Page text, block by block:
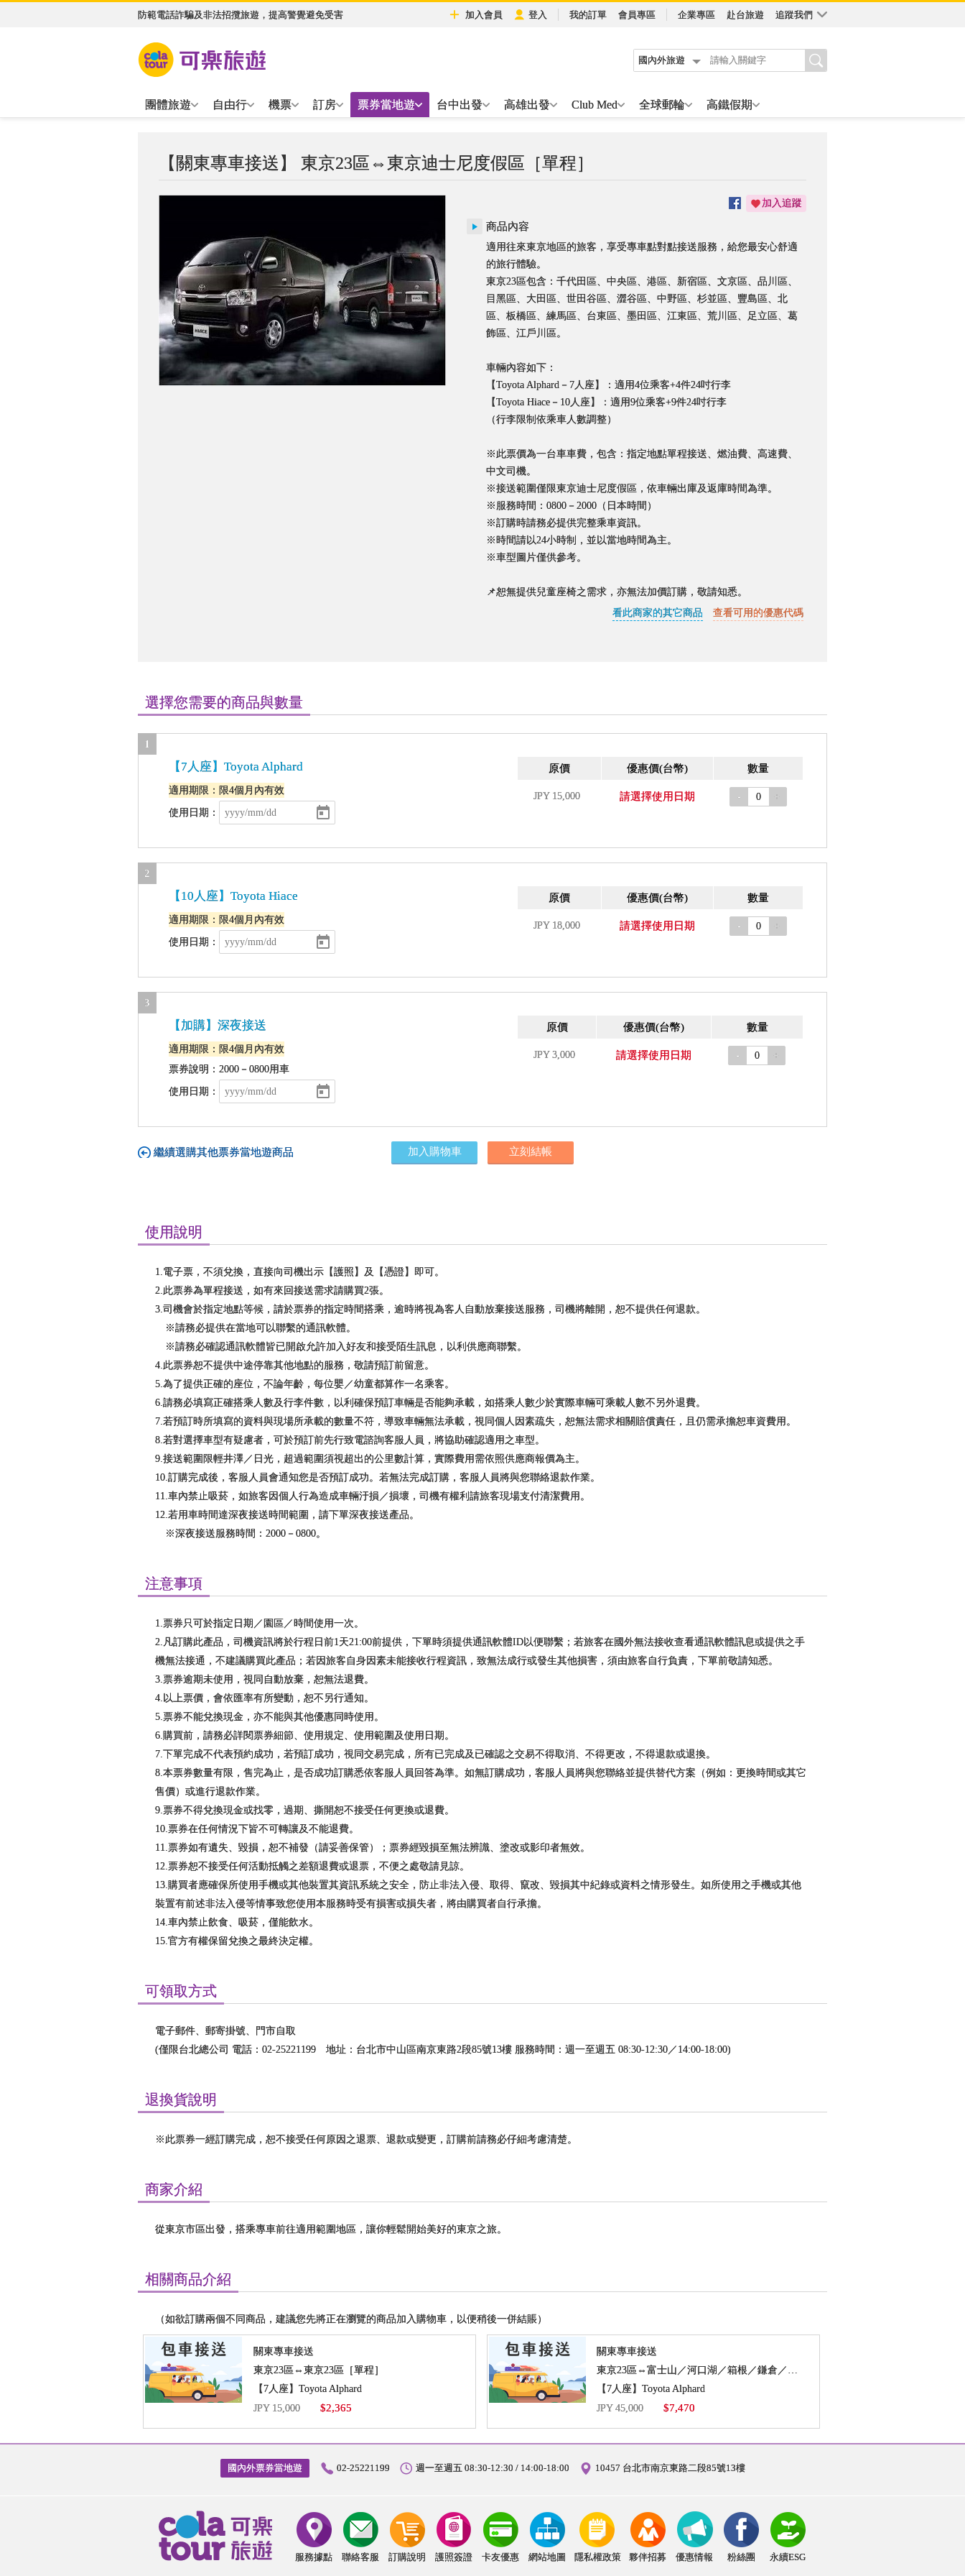
防範電話詐騙及非法招攬旅遊，提高警覺避免受害 加入會員 登入 我的訂單 會員專區 企業專區 赴台旅遊 追蹤我們
國內外旅遊
團體旅遊 自由行 機票 訂房 票券當地遊 台中出發 高雄出發 Club Med 全球郵輪 高鐵假期
【關東專車接送】 東京23區⇔東京迪士尼度假區［單程］
加入追蹤
商品內容
適用往來東京地區的旅客，享受專車點對點接送服務，給您最安心舒適
的旅行體驗。
東京23區包含：千代田區、中央區、港區、新宿區、文京區、品川區、
目黑區、大田區、世田谷區、澀谷區、中野區、杉並區、豐島區、北
區、板橋區、練馬區、台東區、墨田區、江東區、荒川區、足立區、葛
飾區、江戶川區。
車輛內容如下：
【Toyota Alphard－7人座】：適用4位乘客+4件24吋行李
【Toyota Hiace－10人座】：適用9位乘客+9件24吋行李
（行李限制依乘車人數調整）
※此票價為一台車車費，包含：指定地點單程接送、燃油費、高速費、
中文司機。
※接送範圍僅限東京迪士尼度假區，依車輛出庫及返庫時間為準。
※服務時間：0800－2000（日本時間）
※訂購時請務必提供完整乘車資訊。
※時間請以24小時制，並以當地時間為主。
※車型圖片僅供參考。
📌恕無提供兒童座椅之需求，亦無法加價訂購，敬請知悉。
看此商家的其它商品
查看可用的優惠代碼
選擇您需要的商品與數量
1
【7人座】Toyota Alphard
適用期限：限4個月內有效
使用日期：
原價 優惠價(台幣) 數量
JPY 15,000 請選擇使用日期 - +
2
【10人座】Toyota Hiace
適用期限：限4個月內有效
使用日期：
原價 優惠價(台幣) 數量
JPY 18,000 請選擇使用日期 - +
3
【加購】深夜接送
適用期限：限4個月內有效
票券說明：2000－0800用車
使用日期：
原價 優惠價(台幣) 數量
JPY 3,000 請選擇使用日期 - +
加入購物車 立刻結帳
繼續選購其他票券當地遊商品
使用說明
1.電子票，不須兌換，直接向司機出示【護照】及【憑證】即可。
2.此票券為單程接送，如有來回接送需求請購買2張。
3.司機會於指定地點等候，請於票券的指定時間搭乘，逾時將視為客人自動放棄接送服務，司機將離開，恕不提供任何退款。
※請務必提供在當地可以聯繫的通訊軟體。
※請務必確認通訊軟體皆已開啟允許加入好友和接受陌生訊息，以利供應商聯繫。
4.此票券恕不提供中途停靠其他地點的服務，敬請預訂前留意。
5.為了提供正確的座位，不論年齡，每位嬰／幼童都算作一名乘客。
6.請務必填寫正確搭乘人數及行李件數，以利確保預訂車輛是否能夠承載，如搭乘人數少於實際車輛可乘載人數不另外退費。
7.若預訂時所填寫的資料與現場所承載的數量不符，導致車輛無法承載，視同個人因素疏失，恕無法需求相關賠償責任，且仍需承擔恕車資費用。
8.若對選擇車型有疑慮者，可於預訂前先行致電諮詢客服人員，將協助確認適用之車型。
9.接送範圍限輕井澤／日光，超過範圍須視超出的公里數計算，實際費用需依照供應商報價為主。
10.訂購完成後，客服人員會通知您是否預訂成功。若無法完成訂購，客服人員將與您聯絡退款作業。
11.車內禁止吸菸，如旅客因個人行為造成車輛汙損／損壞，司機有權利請旅客現場支付清潔費用。
12.若用車時間達深夜接送時間範圍，請下單深夜接送產品。
※深夜接送服務時間：2000－0800。
注意事項
1.票券只可於指定日期／園區／時間使用一次。
2.凡訂購此產品，司機資訊將於行程日前1天21:00前提供，下單時須提供通訊軟體ID以便聯繫；若旅客在國外無法接收查看通訊軟體訊息或提供之手
機無法接通，不建議購買此產品；若因旅客自身因素未能接收行程資訊，致無法成行或發生其他損害，須由旅客自行負責，下單前敬請知悉。
3.票券逾期未使用，視同自動放棄，恕無法退費。
4.以上票價，會依匯率有所變動，恕不另行通知。
5.票券不能兌換現金，亦不能與其他優惠同時使用。
6.購買前，請務必詳閱票券細節、使用規定、使用範圍及使用日期。
7.下單完成不代表預約成功，若預訂成功，視同交易完成，所有已完成及已確認之交易不得取消、不得更改，不得退款或退換。
8.本票券數量有限，售完為止，是否成功訂購悉依客服人員回答為準。如無訂購成功，客服人員將與您聯絡並提供替代方案（例如：更換時間或其它
售價）或進行退款作業。
9.票券不得兌換現金或找零，過期、撕開恕不接受任何更換或退費。
10.票券在任何情況下皆不可轉讓及不能退費。
11.票券如有遺失、毀損，恕不補發（請妥善保管）；票券經毀損至無法辨識、塗改或影印者無效。
12.票券恕不接受任何活動抵觸之差額退費或退票，不便之處敬請見諒。
13.購買者應確保所使用手機或其他裝置其資訊系統之安全，防止非法入侵、取得、竄改、毀損其中紀錄或資料之情形發生。如所使用之手機或其他
裝置有前述非法入侵等情事致您使用本服務時受有損害或損失者，將由購買者自行承擔。
14.車內禁止飲食、吸菸，僅能飲水。
15.官方有權保留兌換之最終決定權。
可領取方式
電子郵件、郵寄掛號、門市自取
(僅限台北總公司 電話：02-25221199 地址：台北市中山區南京東路2段85號13樓 服務時間：週一至週五 08:30-12:30／14:00-18:00)
退換貨說明
※此票券一經訂購完成，恕不接受任何原因之退票、退款或變更，訂購前請務必仔細考慮清楚。
商家介紹
從東京市區出發，搭乘專車前往適用範圍地區，讓你輕鬆開始美好的東京之旅。
相關商品介紹
（如欲訂購兩個不同商品，建議您先將正在瀏覽的商品加入購物車，以便稍後一併結賬）
關東專車接送
東京23區⇔東京23區［單程］
【7人座】Toyota Alphard
JPY 15,000
$2,365
關東專車接送
【7人座】Toyota Alphard
JPY 45,000
$7,470
國內外票券當地遊 02-25221199 週一至週五 08:30-12:30 / 14:00-18:00 10457 台北市南京東路二段85號13樓
服務據點 聯絡客服 訂購說明 護照簽證 卡友優惠 網站地圖 隱私權政策 夥伴招募 優惠情報 粉絲團 永續ESG